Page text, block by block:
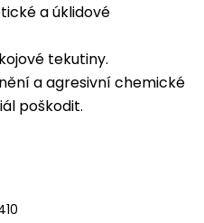
a úklidové
tekutiny.
a agresivní chemické
poškodit.